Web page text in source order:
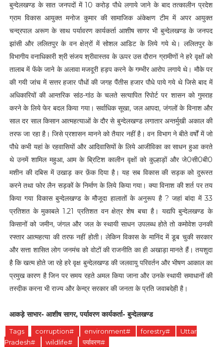
बुन्देलखण्ड के सात जनपदों में 10 करोड़ पौधे लगाये जाने के बाद तत्कालीन प्रदेश
ग्राम विकास आयुक्त मनोज कुमार की सामाजिक अंकेक्षण टीम में अपर आयुक्त
चन्द्रपाल अरूण के साथ पर्यावरण कार्यकर्ता आशीष सागर भी बुन्देलखण्ड के जनपद
झांसी और ललितपुर के वन क्षेत्रों में सोशल आडिट के लिये गये थे। ललितपुर के
विभागीय वनाधिकारी श्री संजय श्रीवास्तव के ऊपर उस दौरान ग्रामीणों ने हरे वृक्षों को
तालाब में फेंके जाने के अलावा मजदूरी हड़प करने के गम्भीर आरोप लगाये थे। मौके पर
की गयी जांच में सत्तर हजार पौधों की जगह पैंतीस हजार पौधे पाये गये थे जिसे बाद में
अधिकारियों की आन्तरिक सांठ-गांठ के चलते सत्यापित रिपोर्ट पर शासन को गुमराह
करने के लिये फेर बदल किया गया। सर्वाधिक सूखा, जल आपदा, जंगलों के विनाश और
साल दर साल किसान आत्महत्याओं के दौर से बुन्देलखण्ड लगातार अन्तर्मुखी अकाल की
तरफ जा रहा है। जिसे प्रशासन मानने को तैयार नहीं है। वन विभाग ने बीते वर्षों में जो
पौधे कभी यहां के रहवासियों और आदिवासियों के लिये आजीविका का साधन हुआ करते
थे उनमें शामिल महुआ, आम के ब्रिटिश कालीन वृक्षों को कुल्हाड़ों और जे0सी0बी0
मशीन की दबिस में उखाड़ कर फ़ेंक दिया है। यह सब विकास की सड़क को दुरूस्त
करने तथा फोर लैन सड़कों के निर्माण के लिये किया गया। क्या विनाश की शर्त पर तय
किया गया विकास बुन्देलखण्ड के मौजूदा हालातों के अनुरूप है ? जहां बांदा में 33
प्रतिशत के मुकाबले 1.21 प्रतिशत वन क्षेत्र शेष बचा है। यद्यपि बुन्देलखण्ड के
किसानों को जमीन, जंगल और जल के स्थायी साधन उपलब्ध होते तो कमोवेश उनकी
रफ्तार आत्महत्या की तरफ नहीं होती। लेकिन विकास के मानिंद में डूब चुकी सरकार
और सत्ता शासित लोग जनमंच को वोटों की राजनीति का ही अखाड़ा मानते हैं। तयशुदा
है कि खत्म होते जा रहे हरे वृक्ष बुन्देलखण्ड की जलवायु परिवर्तन और भीषण आकाल का
प्रमुख कारण है जिन पर समय रहते अमल किया जाना और उनके स्थायी समाधानों की
तस्दीक करना भी राज्य और केन्द्र सरकार की जनता के प्रति जवाबदेही है।
आकड़े साभार- आशीष सागर, पर्यावरण कार्यकर्ता- बुन्देलखण्ड
Tags corruption# environment# forestry#
Uttar
Pradesh#
wildlife# पर्यावरण#